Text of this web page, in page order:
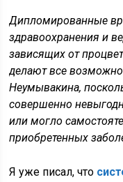
Дипломированные
здравоохранения и
зависящих от
делают все
Неумывакина,
совершенно
или могло
приобретенных
Я уже писал, что